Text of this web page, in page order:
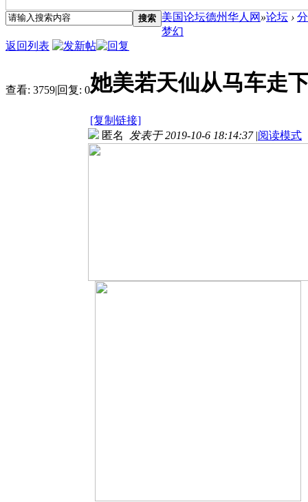
搜索 美国论坛德州华人网 »论坛 ›
梦幻
返回列表
查看: 3759|回复: 0她美若天仙从马车走
[复制链接]
匿名 发表于 2019-10-6 18:14:37 |阅读模式